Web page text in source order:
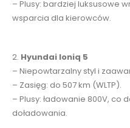
– Plusy: bardziej luksusowe
wsparcia dla kierowców.
2. Hyundai Ioniq 5
– Niepowtarzalny styl i
– Zasięg: do 507 km (WLTP).
– Plusy: ładowanie 800V, co
doładowania.